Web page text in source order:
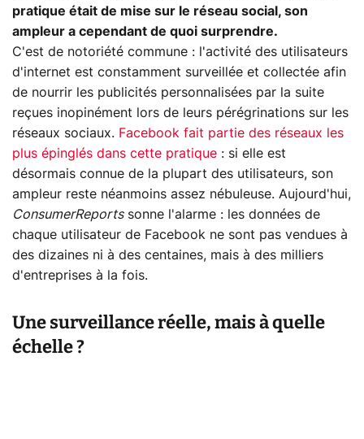
pratique était de mise sur le réseau social, son
ampleur a cependant de quoi surprendre.
C'est de notoriété commune : l'activité des utilisateurs
d'internet est constamment surveillée et collectée afin
de nourrir les publicités personnalisées par la suite
reçues inopinément lors de leurs pérégrinations sur les
réseaux sociaux. Facebook fait partie des réseaux les
plus épinglés dans cette pratique : si elle est
désormais connue de la plupart des utilisateurs, son
ampleur reste néanmoins assez nébuleuse. Aujourd'hui,
ConsumerReportssonne l'alarme : les données de
chaque utilisateur de Facebook ne sont pas vendues à
des dizaines ni à des centaines, mais à des milliers
d'entreprises à la fois.
Une surveillance réelle, mais à quelle
échelle ?